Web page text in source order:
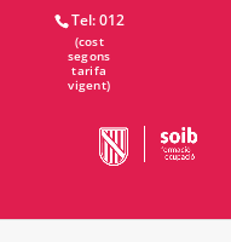
Tel: 012